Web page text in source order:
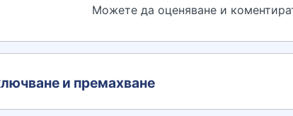
Можете да оценяване и
и премахване